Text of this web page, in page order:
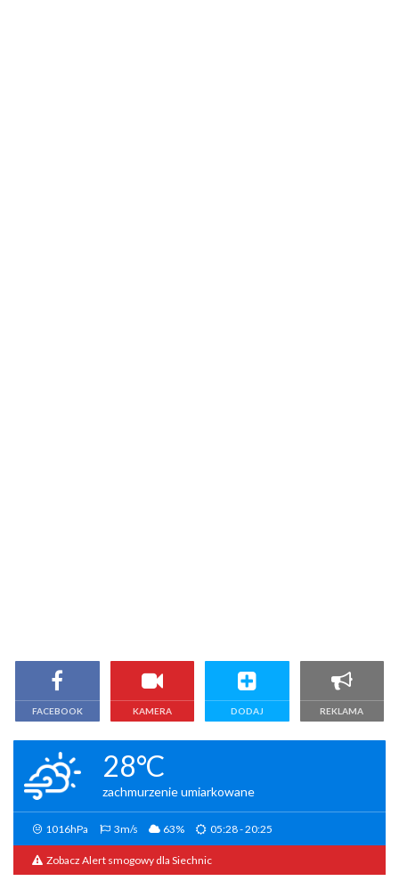
FACEBOOK KAMERA DODAJ REKLAMA
28°C
zachmurzenie umiarkowane
1016hPa 3m/s 63% 05:28 - 20:25
Zobacz Alert smogowy dla Siechnic